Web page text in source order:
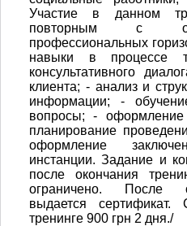
Участие в данном
повторным с
профессиональных
навыки в процессе
консультативного
клиента; - анализ и
информации; -
вопросы; - оформление
планирование
оформление
инстанции. Задание и
после окончания
ограничено. После
выдается сертификат.
тренинге 900 грн 2 дня./